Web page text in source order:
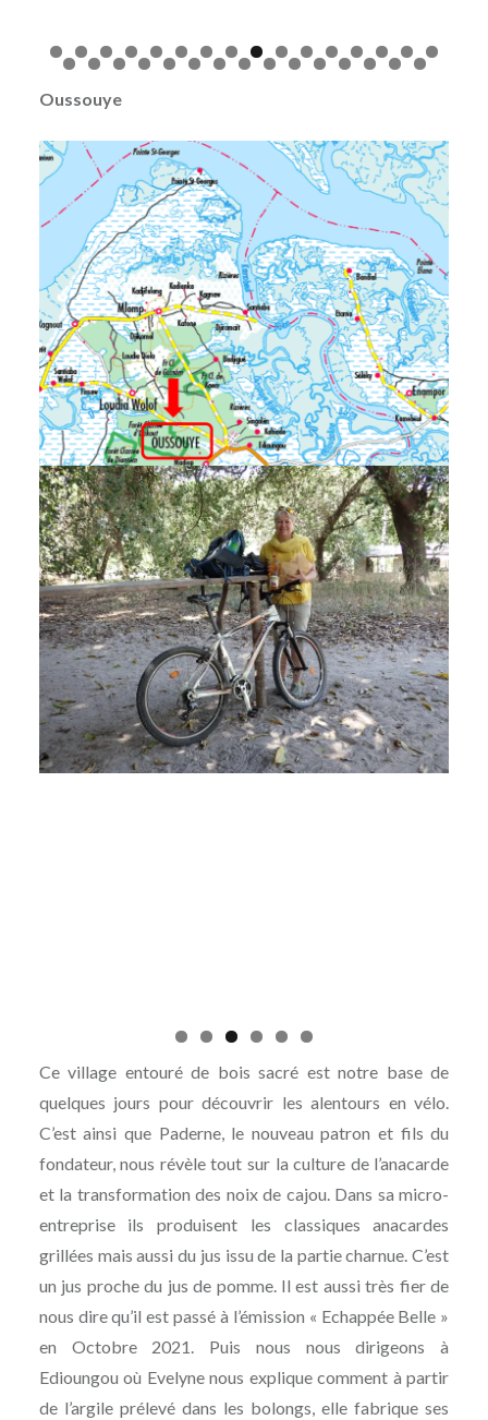
Oussouye
Ce village entouré de bois sacré est notre base de
quelques jours pour découvrir les alentours en vélo.
C’est ainsi que Paderne, le nouveau patron et fils du
fondateur, nous révèle tout sur la culture de l’anacarde
et la transformation des noix de cajou. Dans sa micro-
entreprise ils produisent les classiques anacardes
grillées mais aussi du jus issu de la partie charnue. C’est
un jus proche du jus de pomme. Il est aussi très fier de
nous dire qu’il est passé à l’émission « Echappée Belle »
en Octobre 2021. Puis nous nous dirigeons à
Edioungou où Evelyne nous explique comment à partir
de l’argile prélevé dans les bolongs, elle fabrique ses